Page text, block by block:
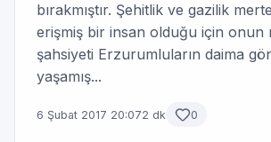
bırakmıştır. Şehitlik ve gazilik
erişmiş bir insan olduğu için onun
şahsiyeti Erzurumluların daima
yaşamış...
6 Şubat 2017 20:072 dk 0